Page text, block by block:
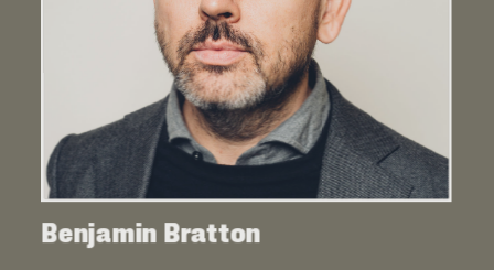
Benjamin Bratton